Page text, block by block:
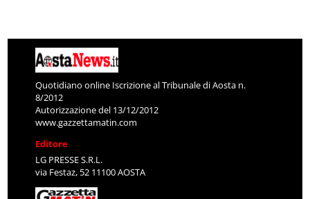
Quotidiano online Iscrizione al Tribunale di Aosta n.
8/2012
Autorizzazione del 13/12/2012
www.gazzettamatin.com
Editore
LG PRESSE S.R.L.
via Festaz, 52 11100 AOSTA